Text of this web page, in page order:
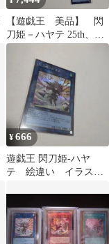
【遊戯王 美品】 閃
刀姫－ハヤテ 25th、イ
ラスト違い クオシ
ク まとめ売り
¥666
遊戯王 閃刀姫-ハヤ
テ 絵違い イラスト